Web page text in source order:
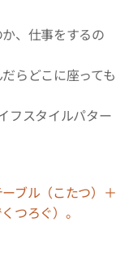
、仕事をするの
らどこに座っても
フスタイルパター
ブル（こたつ）＋
つろぐ）。